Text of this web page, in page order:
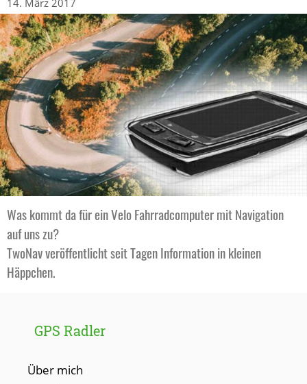
14. März 2017
Was kommt da für ein Velo Fahrradcomputer mit Navigation
auf uns zu?
TwoNav veröffentlicht seit Tagen Information in kleinen
Häppchen.
GPS Radler
Über mich